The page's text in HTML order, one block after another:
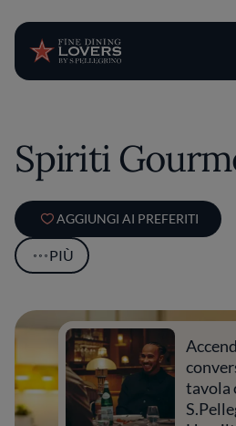
Spiriti
AGGIUNGI AI PREFERITI
PIÙ
tavola